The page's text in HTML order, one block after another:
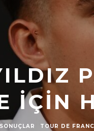
IÇIN
SONUÇLAR TOUR DE